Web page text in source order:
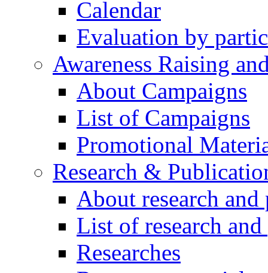
Calendar
Evaluation by
Awareness Raising
About Campaigns
List of Campaigns
Promotional
Research &
About research
List of research
Researches